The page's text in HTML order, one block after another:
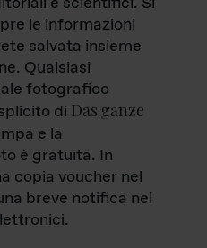
le informazioni
salvata insieme
Qualsiasi
fotografico
di Das ganze
e la
è gratuita. In
copia voucher nel
breve notifica nel